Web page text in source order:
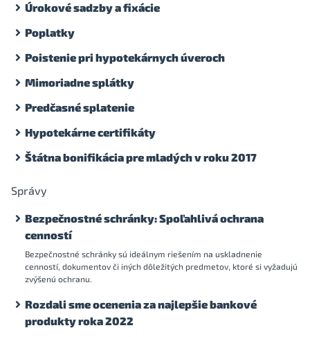
Úrokové sadzby a fixácie
Poplatky
Poistenie pri hypotekárnych úveroch
Mimoriadne splátky
Predčasné splatenie
Hypotekárne certifikáty
Štátna bonifikácia pre mladých v roku 2017
Správy
Bezpečnostné schránky: Spoľahlivá ochrana
cenností
Bezpečnostné schránky sú ideálnym riešením na uskladnenie
cenností, dokumentov či iných dôležitých predmetov, ktoré si vyžadujú
zvýšenú ochranu.
Rozdali sme ocenenia za najlepšie bankové
produkty roka 2022